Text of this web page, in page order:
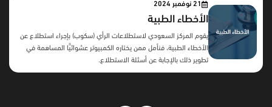
21 نوفمبر 2024
الأخطاء الطبية
يقوم المركز السعودي لاستطلاعات الرأي (سكوب) بإجراء استطلاع عن
الأخطاء الطبية، فنأمل ممن يختاره الكمبيوتر عشوائيًّا المساهمة في
تطوير ذلك بالإجابة عن أسئلة الاستطلاع.